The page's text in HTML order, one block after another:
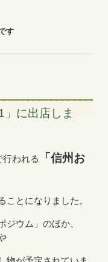
す
」に出店しま
われる
「信州お
ことになりました。
ジウム」のほか、